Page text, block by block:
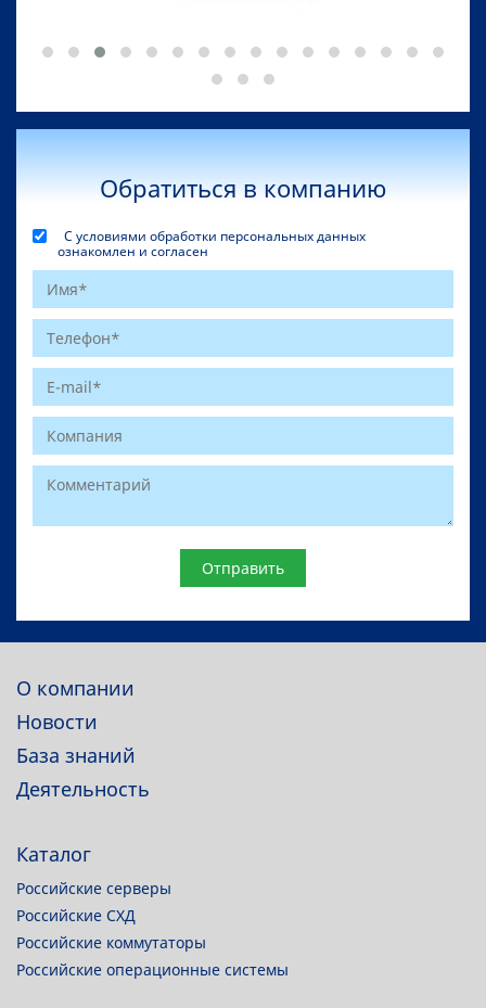
Обратиться в компанию
С условиями обработки персональных данных
ознакомлен и согласен
О компании
Новости
База знаний
Деятельность
Каталог
Российские серверы
Российские СХД
Российские коммутаторы
Российские операционные системы